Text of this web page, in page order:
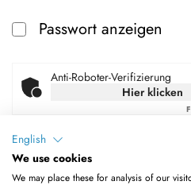
Passwort anzeigen
Anti-Roboter-Verifizierung
Hier klicken
English
We use cookies
We may place these for analysis of our